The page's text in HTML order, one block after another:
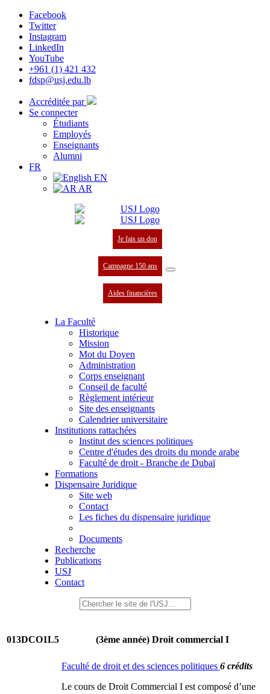
Facebook
Twitter
Instagram
LinkedIn
YouTube
+961 (1) 421 432
fdsp@usj.edu.lb
Accréditée par
Se connecter
Étudiants
Employés
Enseignants
Alumni
FR
EN
AR
Je fais un don
Campagne 150 ans
Aides financières
La Faculté
Historique
Mission
Mot du Doyen
Administration
Corps enseignant
Conseil de faculté
Règlement intérieur
Site des enseignants
Calendrier universitaire
Institutions rattachées
Institut des sciences politiques
Centre d'études des droits du monde arabe
Faculté de droit - Branche de Dubaï
Formations
Dispensaire Juridique
Site web
Contact
Les fiches du dispensaire juridique
Documents
Recherche
Publications
USJ
Contact
013DCO1L5 (3ème année) Droit commercial I
Faculté de droit et des sciences politiques 6 crédits
Le cours de Droit Commercial I est composé d’une